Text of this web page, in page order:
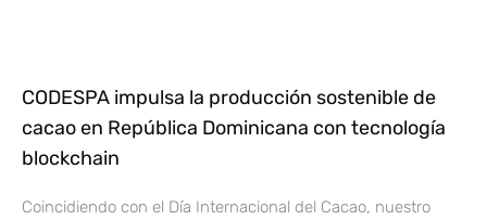
CODESPA impulsa la producción sostenible de
cacao en República Dominicana con tecnología
blockchain
Coincidiendo con el Día Internacional del Cacao, nuestro